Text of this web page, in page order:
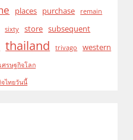
places purchase remain
sixty store subsequent
thailand trivago western
ศรษฐกิจโลก
ไทยวันนี้